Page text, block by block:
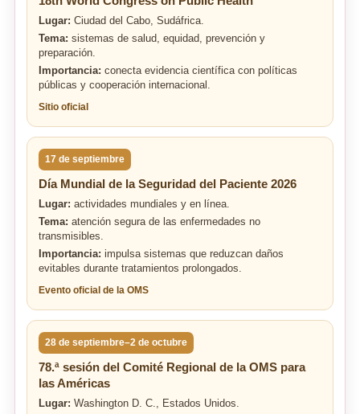
Lugar: Ciudad del Cabo, Sudáfrica.
Tema: sistemas de salud, equidad, prevención y
preparación.
Importancia: conecta evidencia científica con políticas
públicas y cooperación internacional.
Sitio oficial
17 de septiembre
Día Mundial de la Seguridad del Paciente 2026
Lugar: actividades mundiales y en línea.
Tema: atención segura de las enfermedades no
transmisibles.
Importancia: impulsa sistemas que reduzcan daños
evitables durante tratamientos prolongados.
Evento oficial de la OMS
28 de septiembre–2 de octubre
78.ª sesión del Comité Regional de la OMS para
las Américas
Lugar: Washington D. C., Estados Unidos.